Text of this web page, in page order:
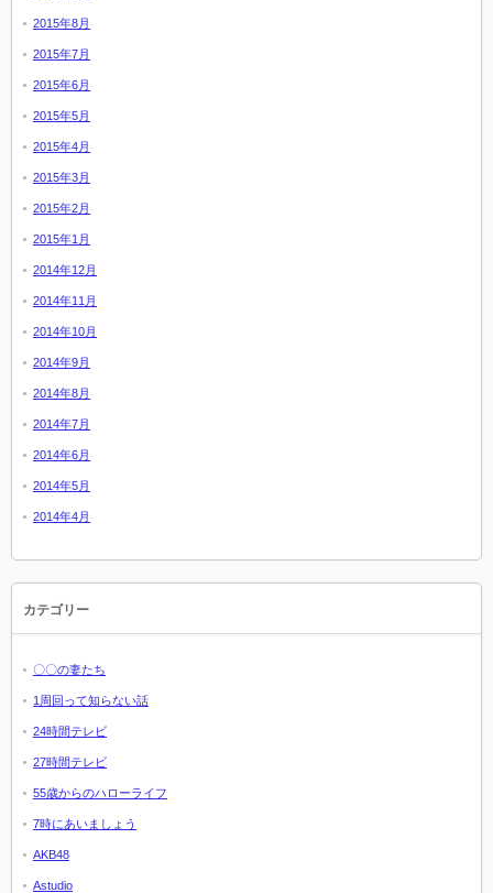
2015年8月
2015年7月
2015年6月
2015年5月
2015年4月
2015年3月
2015年2月
2015年1月
2014年12月
2014年11月
2014年10月
2014年9月
2014年8月
2014年7月
2014年6月
2014年5月
2014年4月
カテゴリー
〇〇の妻たち
1周回って知らない話
24時間テレビ
27時間テレビ
55歳からのハローライフ
7時にあいましょう
AKB48
Astudio